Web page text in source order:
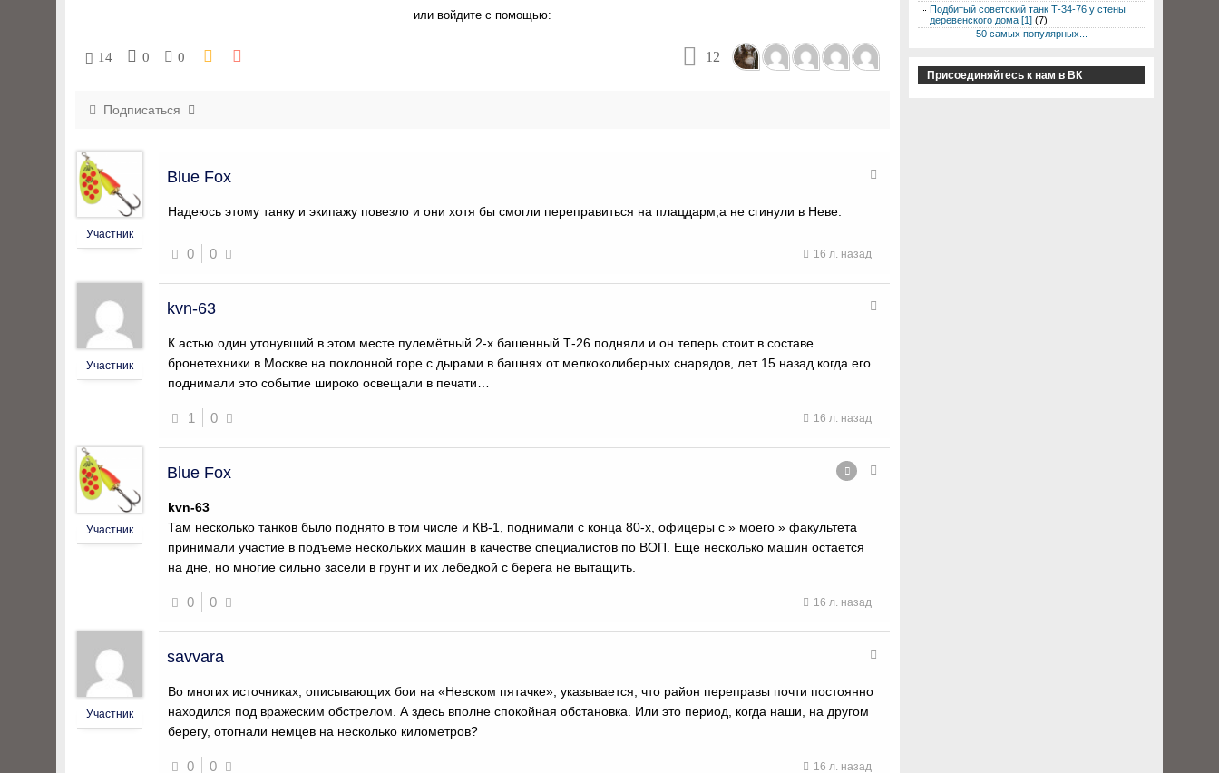
или войдите с помощью:
14 0 0 12
Подписаться
Участник
Blue Fox
Надеюсь этому танку и экипажу повезло и они хотя бы смогли переправиться на плацдарм,а не сгинули в Неве.
0 0 16 л. назад
Участник
kvn-63
К астью один утонувший в этом месте пулемётный 2-х башенный Т-26 подняли и он теперь стоит в составе
бронетехники в Москве на поклонной горе с дырами в башнях от мелкоколиберных снарядов, лет 15 назад когда его
поднимали это событие широко освещали в печати…
1 0 16 л. назад
Участник
Blue Fox
kvn-63
Там несколько танков было поднято в том числе и КВ-1, поднимали с конца 80-х, офицеры с » моего » факультета
принимали участие в подъеме нескольких машин в качестве специалистов по ВОП. Еще несколько машин остается
на дне, но многие сильно засели в грунт и их лебедкой с берега не вытащить.
0 0 16 л. назад
Участник
savvara
Во многих источниках, описывающих бои на «Невском пятачке», указывается, что район переправы почти постоянно
находился под вражеским обстрелом. А здесь вполне спокойная обстановка. Или это период, когда наши, на другом
берегу, отогнали немцев на несколько километров?
0 0 16 л. назад
Подбитый советский танк Т-34-76 у стены
деревенского дома [1] (7)
50 самых популярных...
Присоединяйтесь к нам в ВК